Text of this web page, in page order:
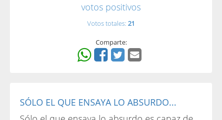
votos positivos
Votos totales: 21
Comparte:
SÓLO EL QUE ENSAYA LO ABSURDO...